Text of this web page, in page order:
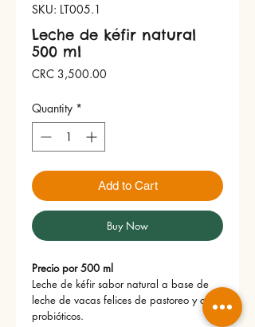
SKU: LT005.1
Leche de kéfir natural
500 ml
CRC 3,500.00
Quantity *
Add to Cart
Buy Now
Precio por 500 ml
Leche de kéfir sabor natural a base de
leche de vacas felices de pastoreo y con
probióticos.